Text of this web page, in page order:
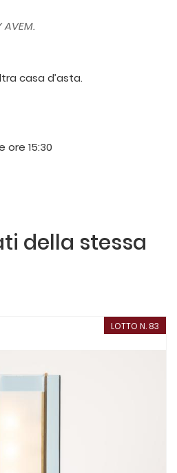
AVEM.
casa d’asta.
ore 15:30
della stessa
LOTTO N. 83